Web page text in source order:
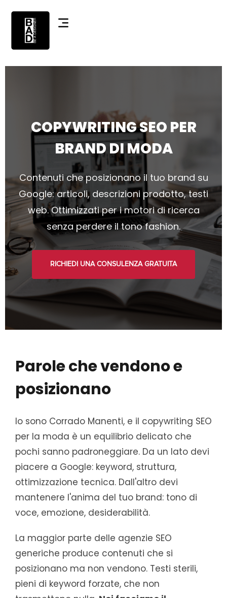
COPYWRITING SEO PER
BRAND DI MODA
Contenuti che posizionano il tuo brand su
Google: articoli, descrizioni prodotto, testi
web. Ottimizzati per i motori di ricerca
senza perdere il tono fashion.
RICHIEDI UNA CONSULENZA GRATUITA
Parole che vendono e
posizionano
Io sono Corrado Manenti, e il copywriting SEO
per la moda è un equilibrio delicato che
pochi sanno padroneggiare. Da un lato devi
piacere a Google: keyword, struttura,
ottimizzazione tecnica. Dall'altro devi
mantenere l'anima del tuo brand: tono di
voce, emozione, desiderabilità.
La maggior parte delle agenzie SEO
generiche produce contenuti che si
posizionano ma non vendono. Testi sterili,
pieni di keyword forzate, che non